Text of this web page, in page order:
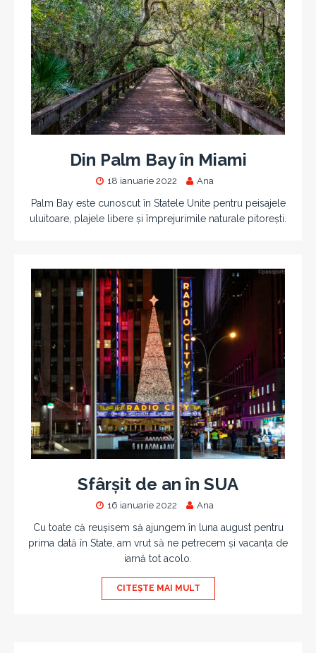
Din Palm Bay în Miami
18 ianuarie 2022 Ana
Palm Bay este cunoscut în Statele Unite pentru peisajele
uluitoare, plajele libere și împrejurimile naturale pitorești.
Sfârșit de an în SUA
16 ianuarie 2022 Ana
Cu toate că reușisem să ajungem în luna august pentru
prima dată în State, am vrut să ne petrecem și vacanța de
iarnă tot acolo.
CITEȘTE MAI MULT